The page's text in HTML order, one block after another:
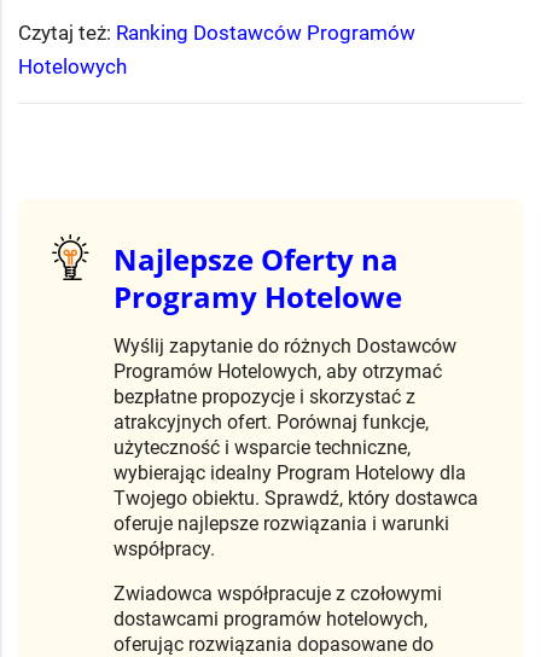
Czytaj też: Ranking Dostawców Programów
Hotelowych
Najlepsze Oferty na
Programy Hotelowe
Wyślij zapytanie do różnych Dostawców
Programów Hotelowych, aby otrzymać
bezpłatne propozycje i skorzystać z
atrakcyjnych ofert. Porównaj funkcje,
użyteczność i wsparcie techniczne,
wybierając idealny Program Hotelowy dla
Twojego obiektu. Sprawdź, który dostawca
oferuje najlepsze rozwiązania i warunki
współpracy.
Zwiadowca współpracuje z czołowymi
dostawcami programów hotelowych,
oferując rozwiązania dopasowane do